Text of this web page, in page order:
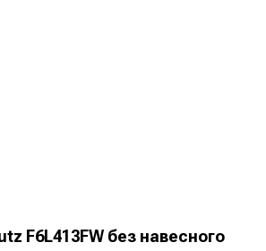
F6L413FW без навесного